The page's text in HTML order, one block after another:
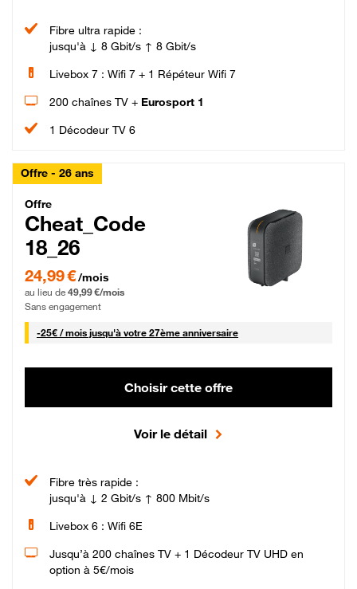
Fibre ultra rapide :
jusqu'à ↓ 8 Gbit/s ↑ 8 Gbit/s
Livebox 7 : Wifi 7 + 1 Répéteur Wifi 7
200 chaînes TV + Eurosport 1
1 Décodeur TV 6
Offre - 26 ans
Cheat_Code Fibre_18_26
Offre
Cheat_Code
18_26
24,99 € par mois pendant 0 mois puis 49,99 € par mois, Sans engagement
24,99 €/mois
au lieu de 49,99 €/mois
Sans engagement
-25€ / mois25 € par mois
jusqu'à votre 27ème anniversaire
Choisir cette offre
Voir le détail
Fibre très rapide :
jusqu'à ↓ 2 Gbit/s ↑ 800 Mbit/s
Livebox 6 : Wifi 6E
Jusqu’à 200 chaînes TV + 1 Décodeur TV UHD en
option à 5€/mois